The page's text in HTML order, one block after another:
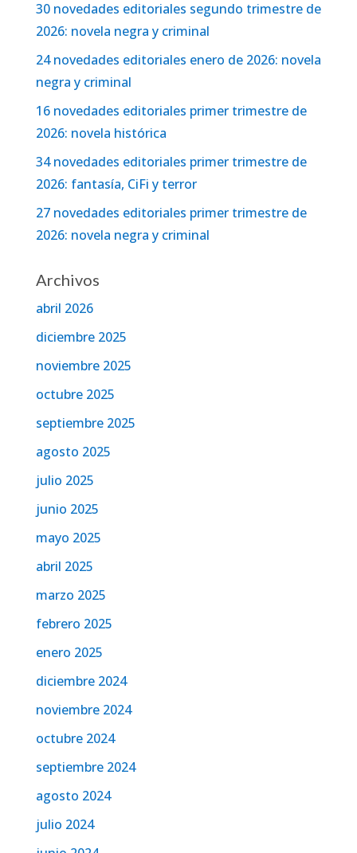
30 novedades editoriales segundo trimestre de
2026: novela negra y criminal
24 novedades editoriales enero de 2026: novela
negra y criminal
16 novedades editoriales primer trimestre de
2026: novela histórica
34 novedades editoriales primer trimestre de
2026: fantasía, CiFi y terror
27 novedades editoriales primer trimestre de
2026: novela negra y criminal
Archivos
abril 2026
diciembre 2025
noviembre 2025
octubre 2025
septiembre 2025
agosto 2025
julio 2025
junio 2025
mayo 2025
abril 2025
marzo 2025
febrero 2025
enero 2025
diciembre 2024
noviembre 2024
octubre 2024
septiembre 2024
agosto 2024
julio 2024